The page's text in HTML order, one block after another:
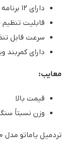
دارای 12 برنامه تمرینی
قابلیت تنظیم
سرعت قابل تنظیم تا 18
دارای کمربند
معایب:
قیمت بالا
وزن نسبتاً سنگین (90